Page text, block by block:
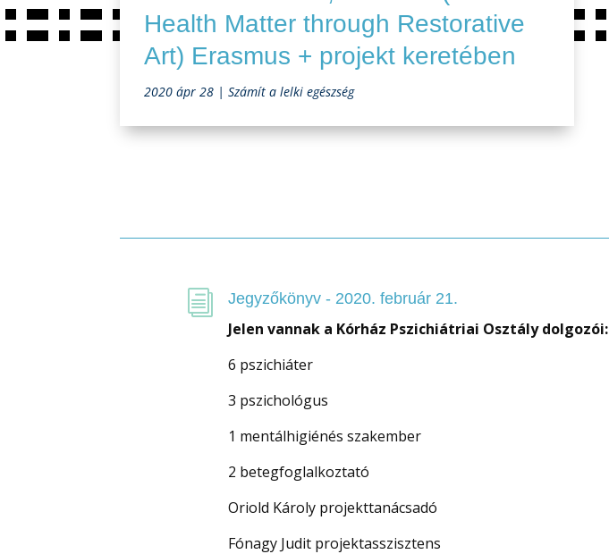
Health Matter through Restorative
Art) Erasmus + projekt keretében
2020 ápr 28 |Számít a lelki egészség
i Jegyzőkönyv - 2020. február 21.
Jelen vannak a Kórház Pszichiátriai Osztály dolgozói:
6 pszichiáter
3 pszichológus
1 mentálhigiénés szakember
2 betegfoglalkoztató
Oriold Károly projekttanácsadó
Fónagy Judit projektasszisztens